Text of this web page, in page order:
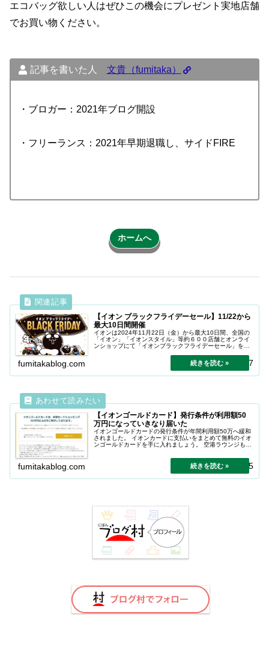
エコバッグ欲しい人はぜひこの機会にプレゼント実地店舗
でお買い物ください。
記事を書いた人 文貴（fumitaka）
・ブロガー：2021年ブログ開設
・フリーランス：2021年早期退職し、サイドFIRE
ホームへ
【イオン ブラックフライデーセール】11/22から
最大10日間開催
イオンは2024年11月22日（金）から最大10日間、全国の
「イオン」「イオンスタイル」等約６００店舗とオンライ
ンショップにて「イオンブラックフライデーセール」を開
fumitakablog.com 2024.11.17
【イオンゴールドカード】発行条件が利用額50
万円になっていきなり届いた
イオンゴールドカードの発行条件が年間利用額50万へ緩和
されました。 イオンカードに支払いをまとめて無料のイオ
ンゴールドカードを手に入れましょう。 空港ラウンジも使
fumitakablog.com 2025.12.25